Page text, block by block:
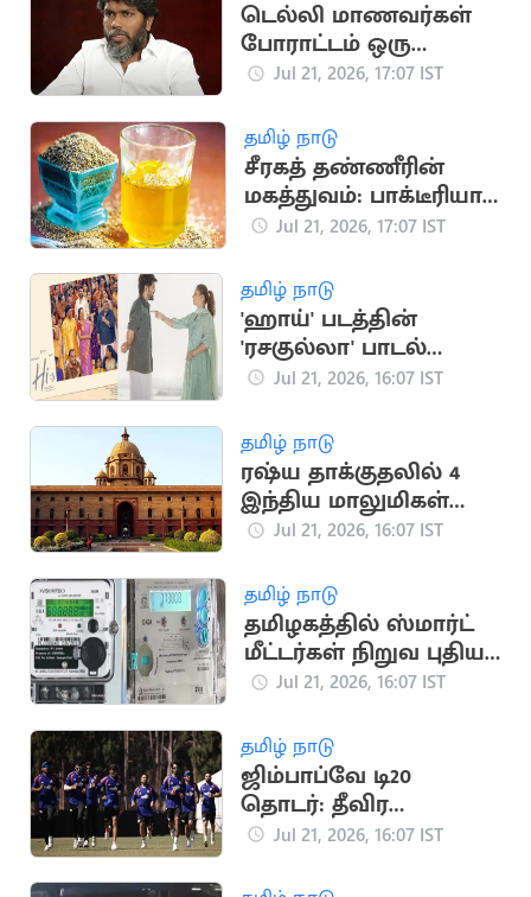
டெல்லி மாணவர்கள்
போராட்டம் ஒரு
தலைமுறையின்
பா.ரஞ்சித்
Jul 21, 2026, 17:07 IST
தமிழ் நாடு
சீரகத் தண்ணீரின்
மகத்துவம்: பாக்டீரியா
தொற்று முதல் இதய
Jul 21, 2026, 17:07 IST
தமிழ் நாடு
'ஹாய்' படத்தின்
'ரசகுல்லா' பாடல்
நாளை வெளியீடு
Jul 21, 2026, 16:07 IST
தமிழ் நாடு
ரஷ்ய தாக்குதலில் 4
இந்திய மாலுமிகள்
பலி: இந்தியா
Jul 21, 2026, 16:07 IST
தமிழ் நாடு
தமிழகத்தில் ஸ்மார்ட்
மீட்டர்கள் நிறுவ புதிய
டெண்டர் பணிகள்
Jul 21, 2026, 16:07 IST
தமிழ் நாடு
ஜிம்பாப்வே டி20
தொடர்: தீவிர
பயிற்சியில் இந்திய
Jul 21, 2026, 16:07 IST